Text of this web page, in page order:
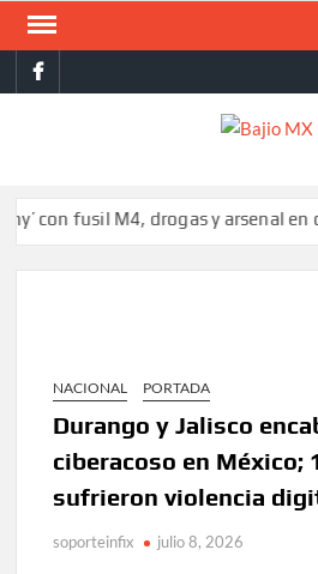
Saltar
contenidofacebook
fusil M4, drogas y arsenal en
NACIONAL PORTADA
Durango y Jalisco
ciberacoso en México;
sufrieron violencia
soporteinfix julio 8, 2026